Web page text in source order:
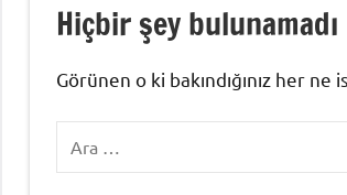
kurumsallaşma
yolculuğunda
yanındayız.
Hiçbir şey bulunamadı
Görünen o ki bakındığınız her